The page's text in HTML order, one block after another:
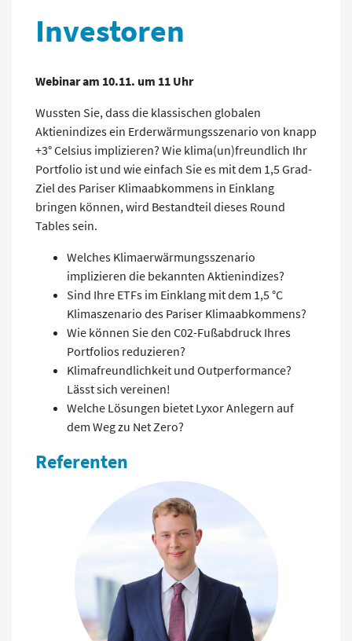
Investoren
Webinar am 10.11. um 11 Uhr
Wussten Sie, dass die klassischen globalen
Aktienindizes ein Erderwärmungsszenario von knapp
+3° Celsius implizieren? Wie klima(un)freundlich Ihr
Portfolio ist und wie einfach Sie es mit dem 1,5 Grad-
Ziel des Pariser Klimaabkommens in Einklang
bringen können, wird Bestandteil dieses Round
Tables sein.
Welches Klimaerwärmungsszenario
implizieren die bekannten Aktienindizes?
Sind Ihre ETFs im Einklang mit dem 1,5 °C
Klimaszenario des Pariser Klimaabkommens?
Wie können Sie den C02-Fußabdruck Ihres
Portfolios reduzieren?
Klimafreundlichkeit und Outperformance?
Lässt sich vereinen!
Welche Lösungen bietet Lyxor Anlegern auf
dem Weg zu Net Zero?
Referenten